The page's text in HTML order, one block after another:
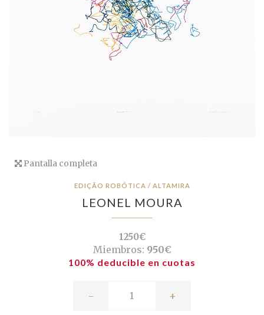
Pantalla completa
EDIÇÃO ROBÓTICA / ALTAMIRA
LEONEL MOURA
1250€
Miembros: 950€
100% deducible en cuotas
- +